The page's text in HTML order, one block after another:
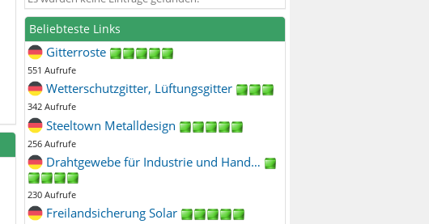
Beliebteste Links
Gitterroste
551 Aufrufe
Wetterschutzgitter, Lüftungsgitter
342 Aufrufe
Steeltown Metalldesign
256 Aufrufe
Drahtgewebe für Industrie und Hand…
230 Aufrufe
Freilandsicherung Solar